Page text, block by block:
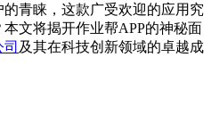
青睐，这款广受欢迎的应用究
文将揭开作业帮APP的神秘面
及其在科技创新领域的卓越成